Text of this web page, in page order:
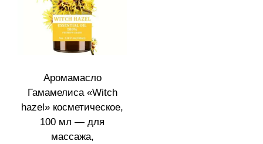
Аромамасло
Гамамелиса «Witch
hazel» косметическое,
100 мл — для
массажа,